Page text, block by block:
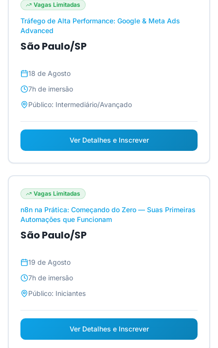
Vagas Limitadas
Tráfego de Alta Performance: Google & Meta Ads
Advanced
São Paulo/SP
18 de Agosto
7h de imersão
Público: Intermediário/Avançado
Ver Detalhes e Inscrever
Vagas Limitadas
n8n na Prática: Começando do Zero — Suas Primeiras
Automações que Funcionam
São Paulo/SP
19 de Agosto
7h de imersão
Público: Iniciantes
Ver Detalhes e Inscrever